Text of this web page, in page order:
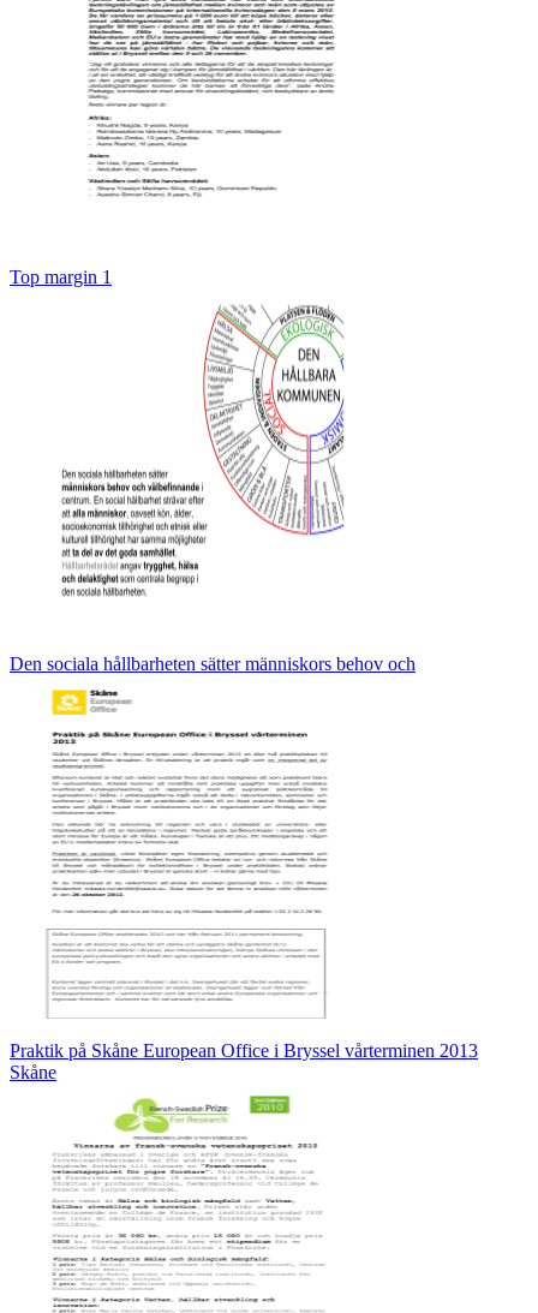
Top margin 1
Den sociala hållbarheten sätter människors behov och
Praktik på Skåne European Office i Bryssel vårterminen 2013
Skåne